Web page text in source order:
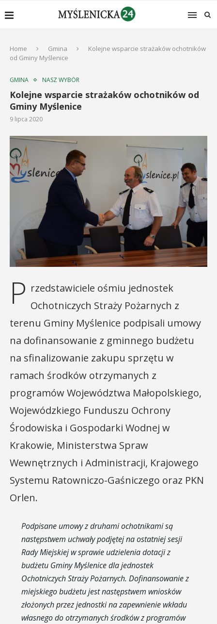
Home Gmina
Kolejne wsparcie strażaków ochotników
od Gminy Myślenice
GMINA NASZ WYBÓR
Kolejne wsparcie strażaków ochotników od
Gminy Myślenice
9 lipca 2020
P rzedstawiciele ośmiu jednostek
Ochotniczych Straży Pożarnych z
terenu Gminy Myślenice podpisali umowy
na dofinansowanie z gminnego budżetu
na sfinalizowanie zakupu sprzętu w
ramach środków otrzymanych z
programów Województwa Małopolskiego,
Wojewódzkiego Funduszu Ochrony
Środowiska i Gospodarki Wodnej w
Krakowie, Ministerstwa Spraw
Wewnętrznych i Administracji, Krajowego
Systemu Ratowniczo-Gaśniczego oraz PKN
Orlen.
Podpisane umowy z druhami ochotnikami są
następstwem uchwały podjętej na ostatniej sesji
Rady Miejskiej w sprawie udzielenia dotacji z
budżetu Gminy Myślenice dla jednostek
Ochotniczych Straży Pożarnych. Dofinansowanie z
miejskiego budżetu jest następstwem wniosków
złożonych przez jednostki na zapewnienie wkładu
własnego do otrzymanych środków z programów